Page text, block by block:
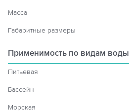
Масса
Габаритные размеры
Применимость по видам воды
Питьевая
Бассейн
Морская